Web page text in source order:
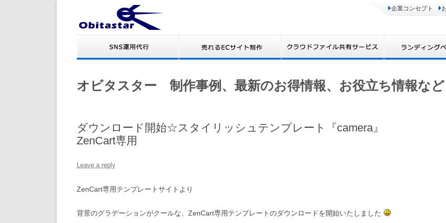
企業コンセプト
オビタスター 制作事例、最新のお得情報、お役立ち情報など
ダウンロード開始☆スタイリッシュテンプレート『camera』
ZenCart専用
Leave a reply
ZenCart専用テンプレートサイトより
背景のグラデーションがクールな、ZenCart専用テンプレートのダウンロードを開始いたしました